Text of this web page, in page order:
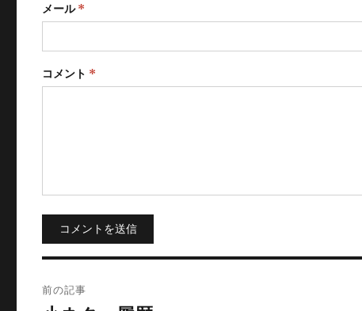
メール*
コメント *
コメントを送信
前の記事